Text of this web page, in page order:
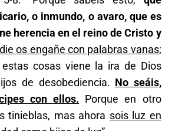
o inmundo, o avaro, que es
herencia en el reino de Cristo y
os engañe con palabras vanas;
cosas viene la ira de Dios
de desobediencia. No seáis,
con ellos. Porque en otro
tinieblas, mas ahora sois luz en